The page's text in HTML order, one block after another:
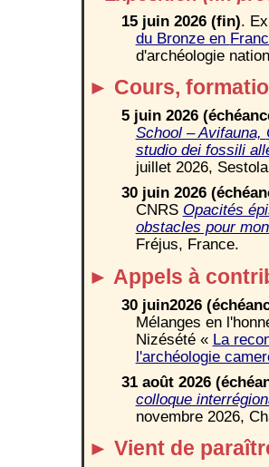
15 juin 2026 (fin).
du Bronze en
d'archéologie
► Cours,
5 juin 2026
School – Avifauna,
studio dei fossili
juillet 2026,
30 juin 2026
CNRS Opacités
obstacles pour
Fréjus, France.
► Appel s à
30 juin2026
Mélanges en
Nizésété « La
l'archéologie
31 août 2026
colloque
novembre 2026,
► Vient de